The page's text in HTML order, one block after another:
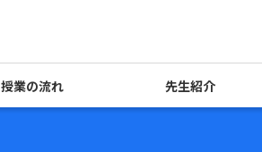
授業の流れ 先生紹介